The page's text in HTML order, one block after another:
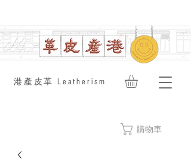
​港產皮革 Leatherism
購物車